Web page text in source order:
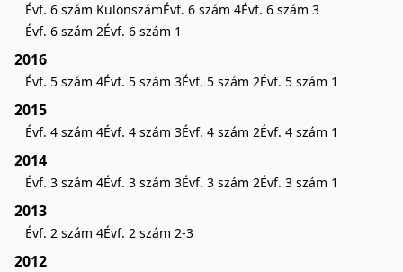
Évf. 6 szám KülönszámÉvf. 6 szám 4Évf. 6 szám 3
Évf. 6 szám 2Évf. 6 szám 1
2016
Évf. 5 szám 4Évf. 5 szám 3Évf. 5 szám 2Évf. 5 szám 1
2015
Évf. 4 szám 4Évf. 4 szám 3Évf. 4 szám 2Évf. 4 szám 1
2014
Évf. 3 szám 4Évf. 3 szám 3Évf. 3 szám 2Évf. 3 szám 1
2013
Évf. 2 szám 4Évf. 2 szám 2-3
2012